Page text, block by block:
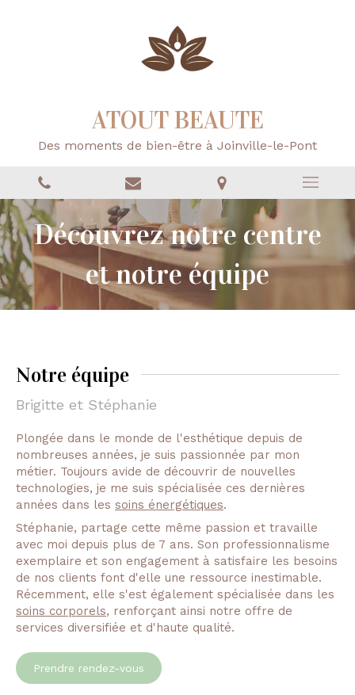
ATOUT BEAUTE
Des moments de bien-être à Joinville-le-Pont
Découvrez notre centre
et notre équipe
Notre équipe
Brigitte et Stéphanie
Plongée dans le monde de l'esthétique depuis de
nombreuses années, je suis passionnée par mon
métier. Toujours avide de découvrir de nouvelles
technologies, je me suis spécialisée ces dernières
années dans les soins énergétiques.
Stéphanie, partage cette même passion et travaille
avec moi depuis plus de 7 ans. Son professionnalisme
exemplaire et son engagement à satisfaire les besoins
de nos clients font d'elle une ressource inestimable.
Récemment, elle s'est également spécialisée dans les
soins corporels, renforçant ainsi notre offre de
services diversifiée et d'haute qualité.
Prendre rendez-vous